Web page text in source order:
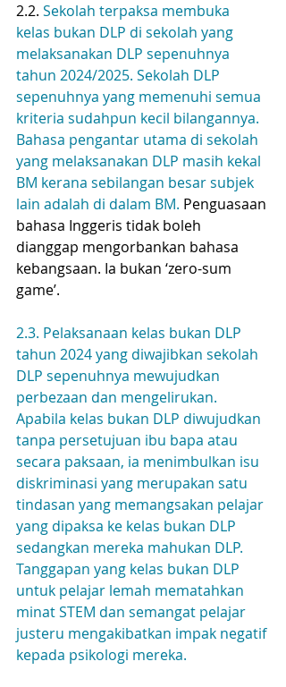
2.2. Sekolah terpaksa membuka
kelas bukan DLP di sekolah yang
melaksanakan DLP sepenuhnya
tahun 2024/2025. Sekolah DLP
sepenuhnya yang memenuhi semua
kriteria sudahpun kecil bilangannya.
Bahasa pengantar utama di sekolah
yang melaksanakan DLP masih kekal
BM kerana sebilangan besar subjek
lain adalah di dalam BM. Penguasaan
bahasa Inggeris tidak boleh
dianggap mengorbankan bahasa
kebangsaan. Ia bukan ‘zero-sum
game’.
2.3. Pelaksanaan kelas bukan DLP
tahun 2024 yang diwajibkan sekolah
DLP sepenuhnya mewujudkan
perbezaan dan mengelirukan.
Apabila kelas bukan DLP diwujudkan
tanpa persetujuan ibu bapa atau
secara paksaan, ia menimbulkan isu
diskriminasi yang merupakan satu
tindasan yang memangsakan pelajar
yang dipaksa ke kelas bukan DLP
sedangkan mereka mahukan DLP.
Tanggapan yang kelas bukan DLP
untuk pelajar lemah mematahkan
minat STEM dan semangat pelajar
justeru mengakibatkan impak negatif
kepada psikologi mereka.